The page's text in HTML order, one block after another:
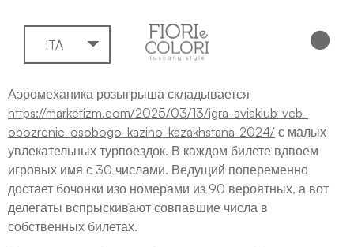
ITA
Аэромеханика розыгрыша складывается
https://marketizm.com/2025/03/13/igra-aviaklub-veb-
obozrenie-osobogo-kazino-kazakhstana-2024/ с малых
увлекательных турпоездок. В каждом билете вдвоем
игровых имя с 30 числами. Ведущий попеременно
достает бочонки изо номерами из 90 вероятных, а вот
делегаты вспрыскивают совпавшие числа в
собственных билетах.